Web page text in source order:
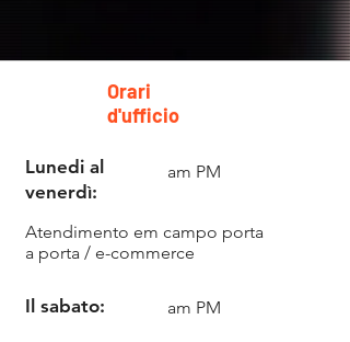
Orari
d'ufficio
Lunedi al
venerdì:
am PM
Atendimento em campo porta
a porta / e-commerce
Il sabato: am PM